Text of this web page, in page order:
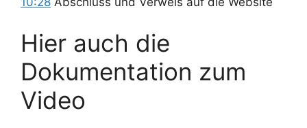
Hier auch die
Dokumentation zum
Video